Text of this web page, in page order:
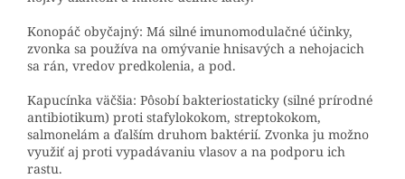
Konopáč obyčajný: Má silné imunomodulačné účinky,
zvonka sa používa na omývanie hnisavých a nehojacich
sa rán, vredov predkolenia, a pod.
Kapucínka väčšia: Pôsobí bakteriostaticky (silné prírodné
antibiotikum) proti stafylokokom, streptokokom,
salmonelám a ďalším druhom baktérií. Zvonka ju možno
využiť aj proti vypadávaniu vlasov a na podporu ich
rastu.